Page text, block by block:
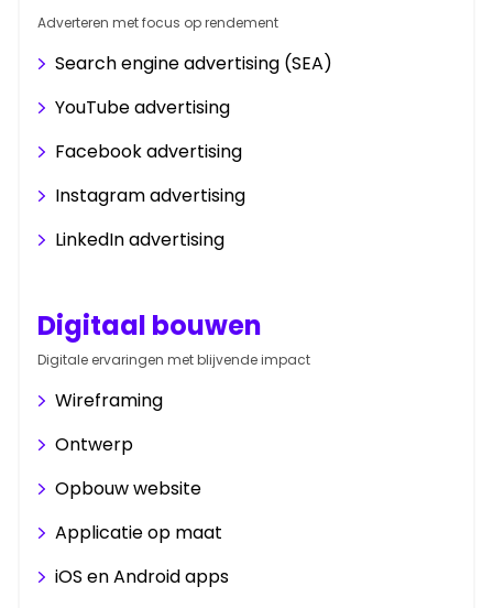
Adverteren met focus op rendement
Search engine advertising (SEA)
YouTube advertising
Facebook advertising
Instagram advertising
LinkedIn advertising
Digitaal bouwen
Digitale ervaringen met blijvende impact
Wireframing
Ontwerp
Opbouw website
Applicatie op maat
iOS en Android apps